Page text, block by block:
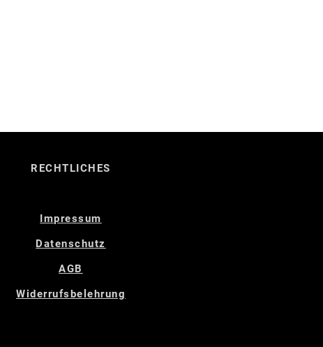
RECHTLICHES
Impressum
Datenschutz
AGB
Widerrufsbelehrung